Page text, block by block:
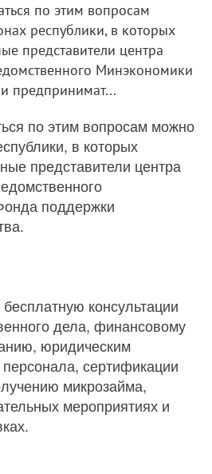
по этим вопросам
республики, в которых
представители центра
Минэкономики
предпринимат...
по этим вопросам можно
в которых
представители центра
поддержки
консультации
дела, финансовому
юридическим
сертификации
микрозайма,
мероприятиях и